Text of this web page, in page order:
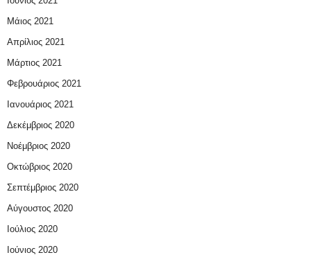
Μάιος 2021
Απρίλιος 2021
Μάρτιος 2021
Φεβρουάριος 2021
Ιανουάριος 2021
Δεκέμβριος 2020
Νοέμβριος 2020
Οκτώβριος 2020
Σεπτέμβριος 2020
Αύγουστος 2020
Ιούλιος 2020
Ιούνιος 2020